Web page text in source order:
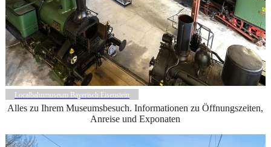
Localbahnmuseum Bayerisch Eisenstein
Alles zu Ihrem Museumsbesuch. Informationen zu Öffnungszeiten,
Anreise und Exponaten